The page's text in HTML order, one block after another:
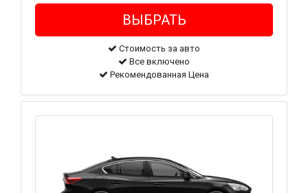
Стоимость за авто
Все включено
Рекомендованная Цена